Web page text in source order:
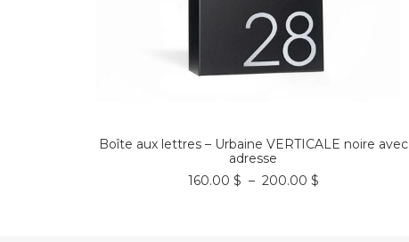
aBoîte aux lettres – Urbaine VERTICALE noire avec
adresse
160.00 $ – 200.00 $Plage